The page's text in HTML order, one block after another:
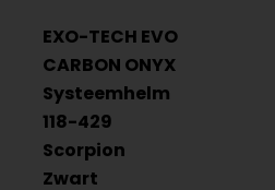
EXO-TECH EVO
CARBON ONYX
Systeemhelm
118-429
Scorpion
Zwart